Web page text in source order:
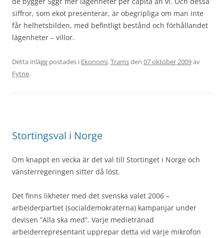
siffror, som ekot presenterar, är obegripliga om man inte
får helhetsbilden, med befintligt bestånd och förhållandet
lägenheter – villor.
Detta inlägg postades i Ekonomi,Tramsden 07 oktober 2009av
Fytne.
Stortingsval i Norge
Om knappt en vecka är det val till Stortinget i Norge och
vänsterregeringen sitter då löst.
Det finns likheter med det svenska valet 2006 –
arbeiderpartiet (socialdemokraterna) kampanjar under
devisen ”Alla ska med”. Varje medietränad
arbeiderrepresentant upprepar detta vid varje mikrofon